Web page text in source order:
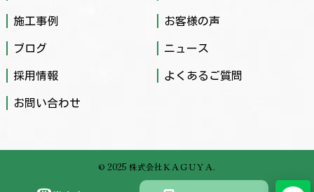
施工事例 お客様の声
ブログ ニュース
採用情報 よくあるご質問
お問い合わせ
© 2025 株式会社ＫＡＧＵＹＡ.